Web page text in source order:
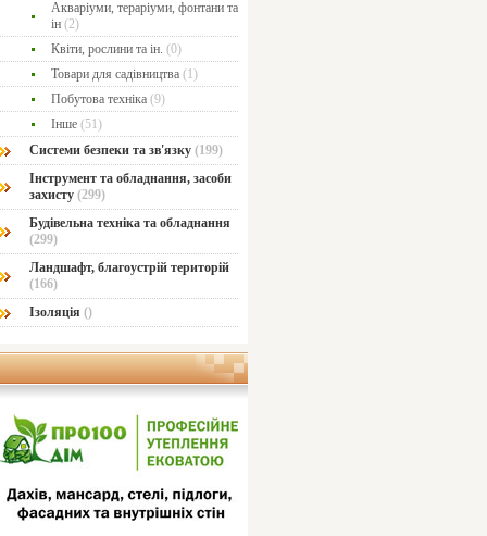
Акваріуми, тераріуми, фонтани та
ін (2)
Квіти, рослини та ін. (0)
Товари для садівництва (1)
Побутова техніка (9)
Інше (51)
Системи безпеки та зв'язку (199)
Інструмент та обладнання, засоби
захисту (299)
Будівельна техніка та обладнання
(299)
Ландшафт, благоустрій територій
(166)
Ізоляція ()